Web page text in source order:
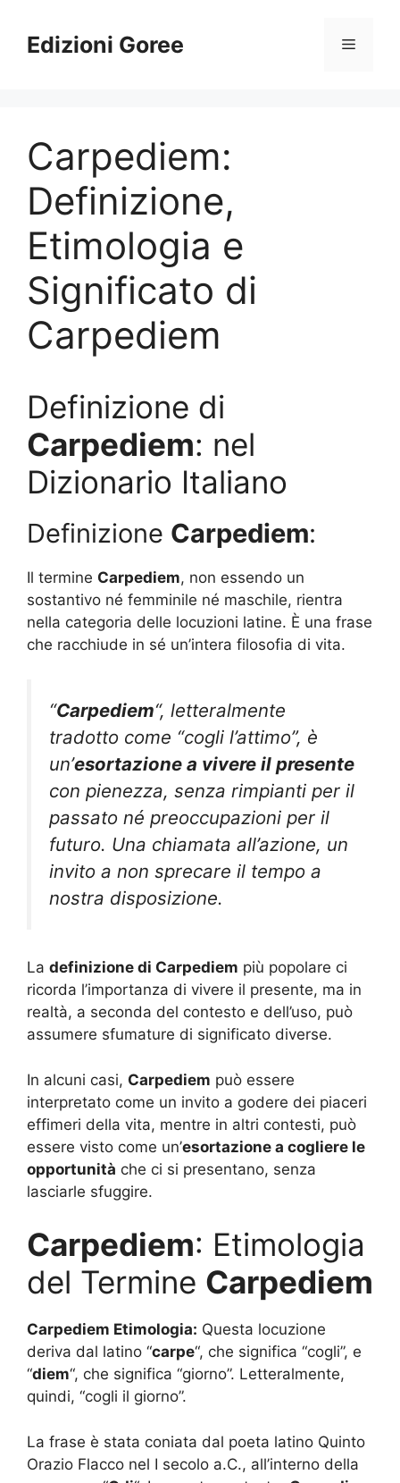
contenuto
Edizioni Goree Menu
Carpediem:
Definizione,
Etimologia e
Significato di
Carpediem
Definizione di
Carpediem: nel
Dizionario Italiano
Definizione Carpediem:
Il termine Carpediem, non essendo un
sostantivo né femminile né maschile, rientra
nella categoria delle locuzioni latine. È una frase
che racchiude in sé un’intera filosofia di vita.
“Carpediem“, letteralmente
tradotto come “cogli l’attimo”, è
un’esortazione a vivere il presente
con pienezza, senza rimpianti per il
passato né preoccupazioni per il
futuro. Una chiamata all’azione, un
invito a non sprecare il tempo a
nostra disposizione.
La definizione di Carpediem più popolare ci
ricorda l’importanza di vivere il presente, ma in
realtà, a seconda del contesto e dell’uso, può
assumere sfumature di significato diverse.
In alcuni casi, Carpediem può essere
interpretato come un invito a godere dei piaceri
effimeri della vita, mentre in altri contesti, può
essere visto come un’esortazione a cogliere le
opportunità che ci si presentano, senza
lasciarle sfuggire.
Carpediem: Etimologia
del Termine Carpediem
Carpediem Etimologia: Questa locuzione
deriva dal latino “carpe“, che significa “cogli”, e
“diem“, che significa “giorno”. Letteralmente,
quindi, “cogli il giorno”.
La frase è stata coniata dal poeta latino Quinto
Orazio Flacco nel I secolo a.C., all’interno della